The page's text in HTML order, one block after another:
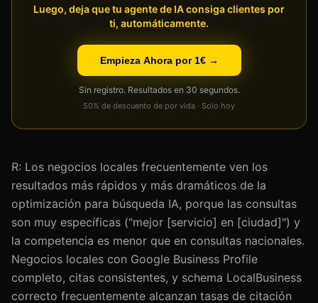
Luego, deja que tu agente de IA consiga clientes por
ti, automáticamente.
Empieza Ahora por 1€ →
Sin registro. Resultados en 30 segundos.
50% de descuento de por vida · Solo hoy
R: Los negocios locales frecuentemente ven los
resultados más rápidos y más dramáticos de la
optimización para búsqueda IA, porque las consultas
son muy específicas ("mejor [servicio] en [ciudad]") y
la competencia es menor que en consultas nacionales.
Negocios locales con Google Business Profile
completo, citas consistentes, y schema LocalBusiness
correcto frecuentemente alcanzan tasas de citación